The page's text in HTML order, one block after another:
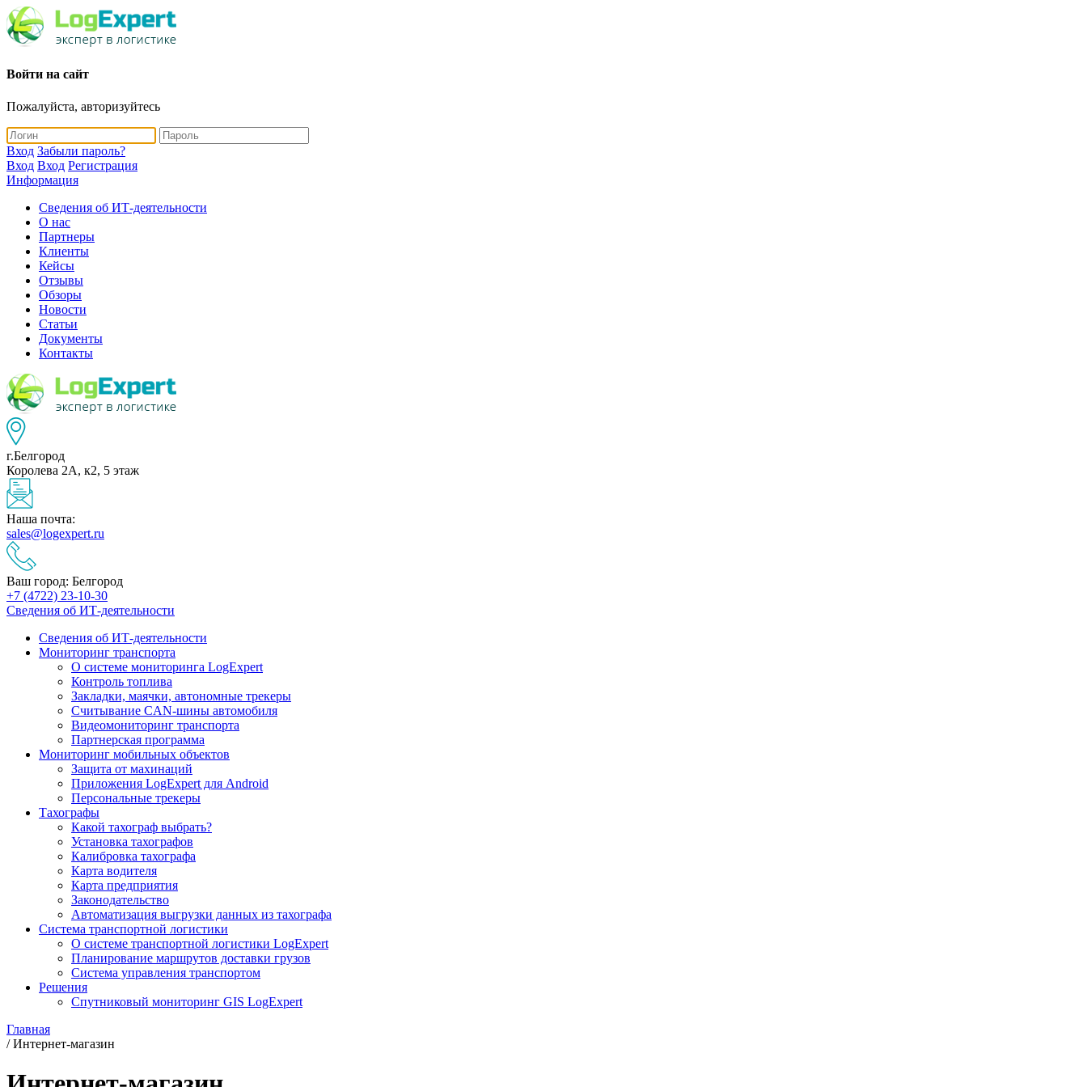
Войти на сайт
Пожалуйста, авторизуйтесь
Вход Забыли пароль?
Вход Вход Регистрация
Информация
Сведения об ИТ-деятельности
О нас
Партнеры
Клиенты
Кейсы
Отзывы
Обзоры
Новости
Статьи
Документы
Контакты
г.Белгород
Королева 2А, к2, 5 этаж
Наша почта:
sales@logexpert.ru
Ваш город: Белгород
+7 (4722) 23-10-30
Сведения об ИТ-деятельности
Сведения об ИТ-деятельности
Мониторинг транспорта
О системе мониторинга LogExpert
Контроль топлива
Закладки, маячки, автономные трекеры
Считывание CAN-шины автомобиля
Видеомониторинг транспорта
Партнерская программа
Мониторинг мобильных объектов
Защита от махинаций
Приложения LogExpert для Android
Персональные трекеры
Тахографы
Какой тахограф выбрать?
Установка тахографов
Калибровка тахографа
Карта водителя
Карта предприятия
Законодательство
Автоматизация выгрузки данных из тахографа
Система транспортной логистики
О системе транспортной логистики LogExpert
Планирование маршрутов доставки грузов
Система управления транспортом
Решения
Спутниковый мониторинг GIS LogExpert
Главная
/Интернет-магазин